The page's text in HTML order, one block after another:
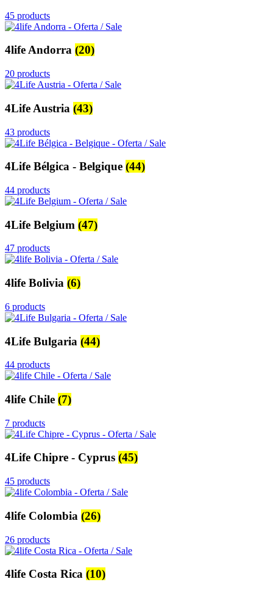
45 products
4life Andorra (20)
20 products
4Life Austria (43)
43 products
4Life Bélgica - Belgique (44)
44 products
4Life Belgium (47)
47 products
4life Bolivia (6)
6 products
4Life Bulgaria (44)
44 products
4life Chile (7)
7 products
4Life Chipre - Cyprus (45)
45 products
4life Colombia (26)
26 products
4life Costa Rica (10)